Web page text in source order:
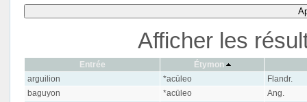
Afficher les
Entrée Étymon
arguilion
*acūleo
Flandr.
baguyon
*acūleo
Ang.